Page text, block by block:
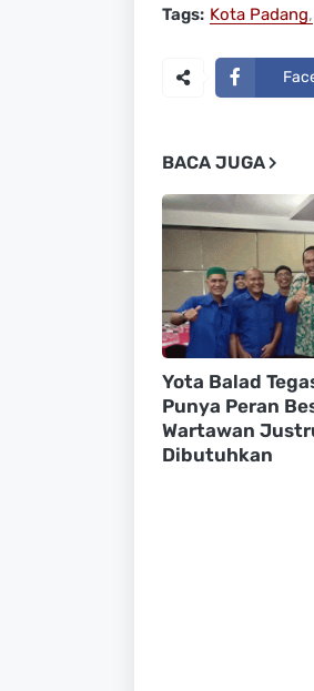
Tags: Kota Padang
BACA JUGA
Yota Balad
Punya Peran
Wartawan
Dibutuhkan